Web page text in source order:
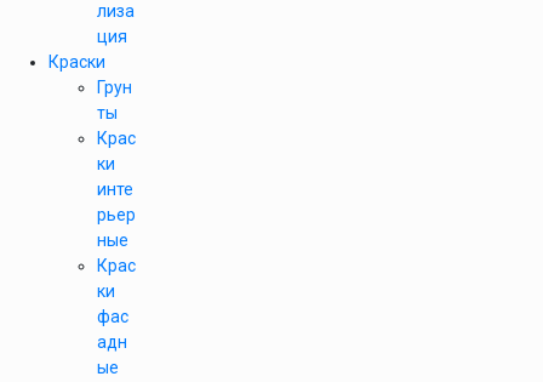
лиза
ция
Краски
Грун
ты
Крас
ки
инте
рьер
ные
Крас
ки
фас
адн
ые